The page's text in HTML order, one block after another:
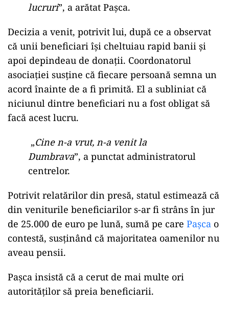
lucruri”, a arătat Pașca.
Decizia a venit, potrivit lui, după ce a observat
că unii beneficiari își cheltuiau rapid banii și
apoi depindeau de donații. Coordonatorul
asociației susține că fiecare persoană semna un
acord înainte de a fi primită. El a subliniat că
niciunul dintre beneficiari nu a fost obligat să
facă acest lucru.
„Cine n-a vrut, n-a venit la
Dumbrava”, a punctat administratorul
centrelor.
Potrivit relatărilor din presă, statul estimează că
din veniturile beneficiarilor s-ar fi strâns în jur
de 25.000 de euro pe lună, sumă pe care Pașca o
contestă, susținând că majoritatea oamenilor nu
aveau pensii.
Pașca insistă că a cerut de mai multe ori
autorităților să preia beneficiarii.